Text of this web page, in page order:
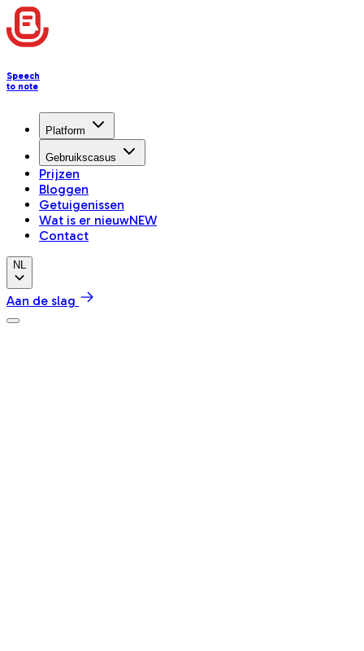
Speech
to note
Platform
Gebruikscasus
Prijzen
Bloggen
Getuigenissen
Wat is er nieuwNEW
Contact
NL
Aan de slag